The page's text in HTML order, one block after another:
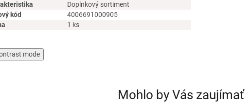
Doplnkový sortiment
kód
4006691000905
1 ks
mode
Mohlo by Vás zaujímať